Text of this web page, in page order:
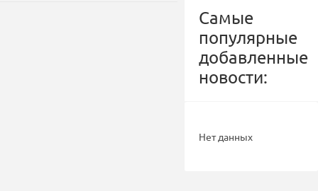
Самые
популярные
добавленные
новости:
Нет данных